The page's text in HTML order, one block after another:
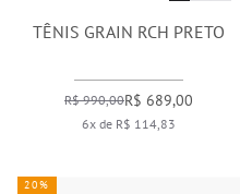
TÊNIS GRAIN RCH PRETO
R$ 990,00R$ 689,00
6x de R$ 114,83
20%